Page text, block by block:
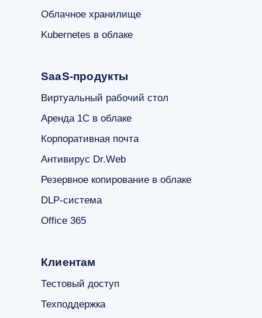
Облачное хранилище
Kubernetes в облаке
SaaS-продукты
Виртуальный рабочий стол
Аренда 1С в облаке
Корпоративная почта
Антивирус Dr.Web
Резервное копирование в облаке
DLP-система
Office 365
Клиентам
Тестовый доступ
Техподдержка